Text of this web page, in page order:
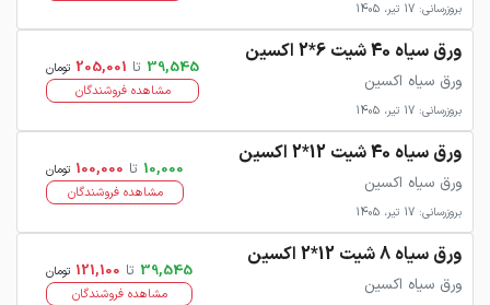
بروزرسانی: 17 تیر، 1405
ورق سیاه 40 شیت 6*2 اکسین
ورق سیاه اکسین
بروزرسانی: 17 تیر، 1405
39,545 تا 205,001 تومان
مشاهده فروشندگان
ورق سیاه 40 شیت 12*2 اکسین
ورق سیاه اکسین
بروزرسانی: 17 تیر، 1405
10,000 تا 100,000 تومان
مشاهده فروشندگان
ورق سیاه 8 شیت 12*2 اکسین
ورق سیاه اکسین
39,545 تا 121,100 تومان
مشاهده فروشندگان